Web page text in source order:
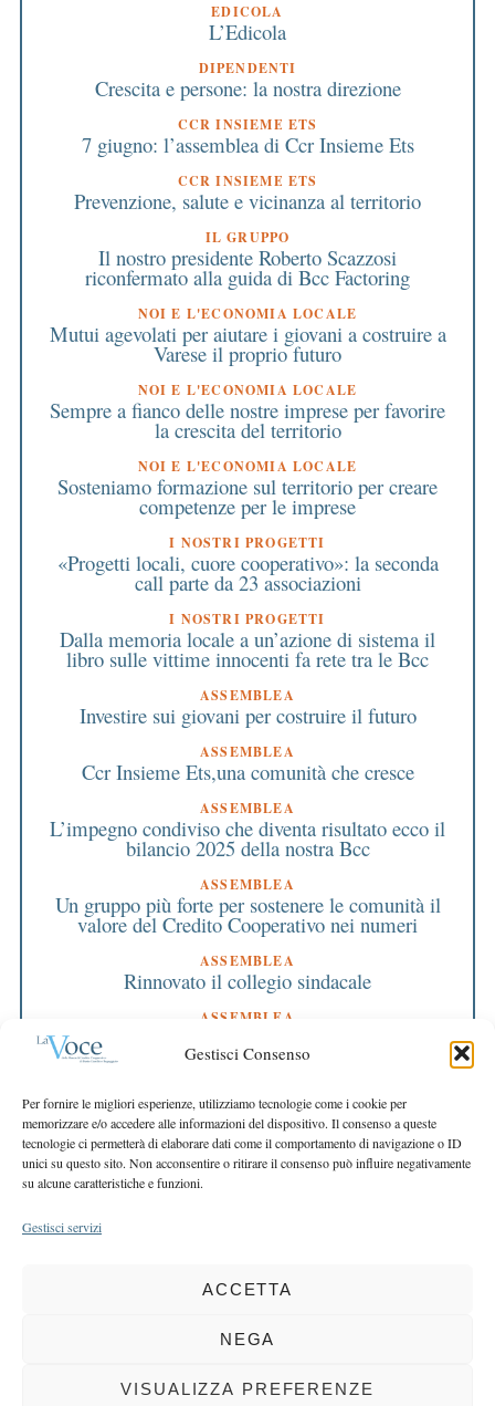
Gestisci Consenso
Per fornire le migliori esperienze, utilizziamo tecnologie come i cookie per
memorizzare e/o accedere alle informazioni del dispositivo. Il consenso a queste
tecnologie ci permetterà di elaborare dati come il comportamento di navigazione o ID
unici su questo sito. Non acconsentire o ritirare il consenso può influire negativamente
su alcune caratteristiche e funzioni.
Gestisci servizi
ACCETTA
NEGA
VISUALIZZA PREFERENZE
EDICOLA
L’Edicola
DIPENDENTI
Crescita e persone: la nostra direzione
CCR INSIEME ETS
7 giugno: l’assemblea di Ccr Insieme Ets
CCR INSIEME ETS
Prevenzione, salute e vicinanza al territorio
IL GRUPPO
Il nostro presidente Roberto Scazzosi
riconfermato alla guida di Bcc Factoring
NOI E L'ECONOMIA LOCALE
Mutui agevolati per aiutare i giovani a costruire a
Varese il proprio futuro
NOI E L'ECONOMIA LOCALE
Sempre a fianco delle nostre imprese per favorire
la crescita del territorio
NOI E L'ECONOMIA LOCALE
Sosteniamo formazione sul territorio per creare
competenze per le imprese
I NOSTRI PROGETTI
«Progetti locali, cuore cooperativo»: la seconda
call parte da 23 associazioni
I NOSTRI PROGETTI
Dalla memoria locale a un’azione di sistema il
libro sulle vittime innocenti fa rete tra le Bcc
ASSEMBLEA
Investire sui giovani per costruire il futuro
ASSEMBLEA
Ccr Insieme Ets,una comunità che cresce
ASSEMBLEA
L’impegno condiviso che diventa risultato ecco il
bilancio 2025 della nostra Bcc
ASSEMBLEA
Un gruppo più forte per sostenere le comunità il
valore del Credito Cooperativo nei numeri
ASSEMBLEA
Rinnovato il collegio sindacale
ASSEMBLEA
Bilancio approvato all’unanimità e 2 milioni
destinati al territorio
EDITORIALE DIRETTORE
Crescere restando riconoscibili
EDITORIALE PRESIDENTE
Costruire futuro insieme
COPYRIGHT 2025 LA VOCE |PRIVACY
BCC DI BUSTO GAROLFO E BUGUGGIATE